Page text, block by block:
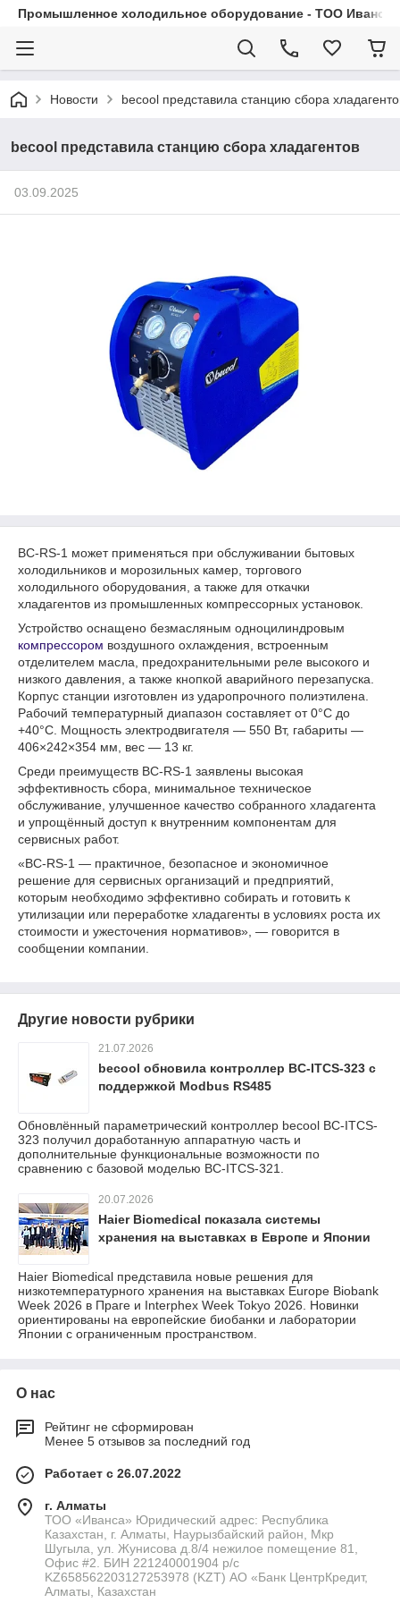
Промышленное холодильное оборудование - ТОО
Новости becool представила станцию сбора
becool представила станцию сбора хладагентов
03.09.2025
BC-RS-1 может применяться при обслуживании бытовых
холодильников и морозильных камер, торгового
холодильного оборудования, а также для откачки
хладагентов из промышленных компрессорных установок.
Устройство оснащено безмасляным одноцилиндровым
компрессором воздушного охлаждения, встроенным
отделителем масла, предохранительными реле высокого и
низкого давления, а также кнопкой аварийного перезапуска.
Корпус станции изготовлен из ударопрочного полиэтилена.
Рабочий температурный диапазон составляет от 0°C до
+40°C. Мощность электродвигателя — 550 Вт, габариты —
406×242×354 мм, вес — 13 кг.
Среди преимуществ BC-RS-1 заявлены высокая
эффективность сбора, минимальное техническое
обслуживание, улучшенное качество собранного хладагента
и упрощённый доступ к внутренним компонентам для
сервисных работ.
«BC-RS-1 — практичное, безопасное и экономичное
решение для сервисных организаций и предприятий,
которым необходимо эффективно собирать и готовить к
утилизации или переработке хладагенты в условиях роста их
стоимости и ужесточения нормативов», — говорится в
сообщении компании.
Другие новости рубрики
21.07.2026
becool обновила контроллер BC-ITCS-323 с
поддержкой Modbus RS485
Обновлённый параметрический контроллер becool BC-ITCS-
323 получил доработанную аппаратную часть и
дополнительные функциональные возможности по
сравнению с базовой моделью BC-ITCS-321.
20.07.2026
Haier Biomedical показала системы
хранения на выставках в Европе и Японии
Haier Biomedical представила новые решения для
низкотемпературного хранения на выставках Europe Biobank
Week 2026 в Праге и Interphex Week Tokyo 2026. Новинки
ориентированы на европейские биобанки и лаборатории
Японии с ограниченным пространством.
О нас
Рейтинг не сформирован
Менее 5 отзывов за последний год
Работает с 26.07.2022
г. Алматы
ТОО «Иванса» Юридический адрес: Республика
Казахстан, г. Алматы, Наурызбайский район, Мкр
Шугыла, ул. Жунисова д.8/4 нежилое помещение 81,
Офис #2. БИН 221240001904 р/с
KZ658562203127253978 (KZT) АО «Банк ЦентрКредит,
Алматы, Казахстан